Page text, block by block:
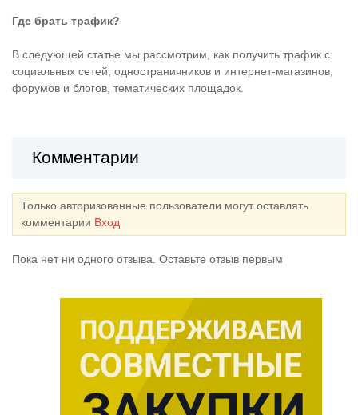
Где брать трафик?
В следующей статье мы рассмотрим, как получить трафик с
социальных сетей, одностраничников и интернет-магазинов,
форумов и блогов, тематических площадок.
Комментарии
Только авторизованные пользователи могут оставлять
комментарии Вход
Пока нет ни одного отзыва. Оставьте отзыв первым